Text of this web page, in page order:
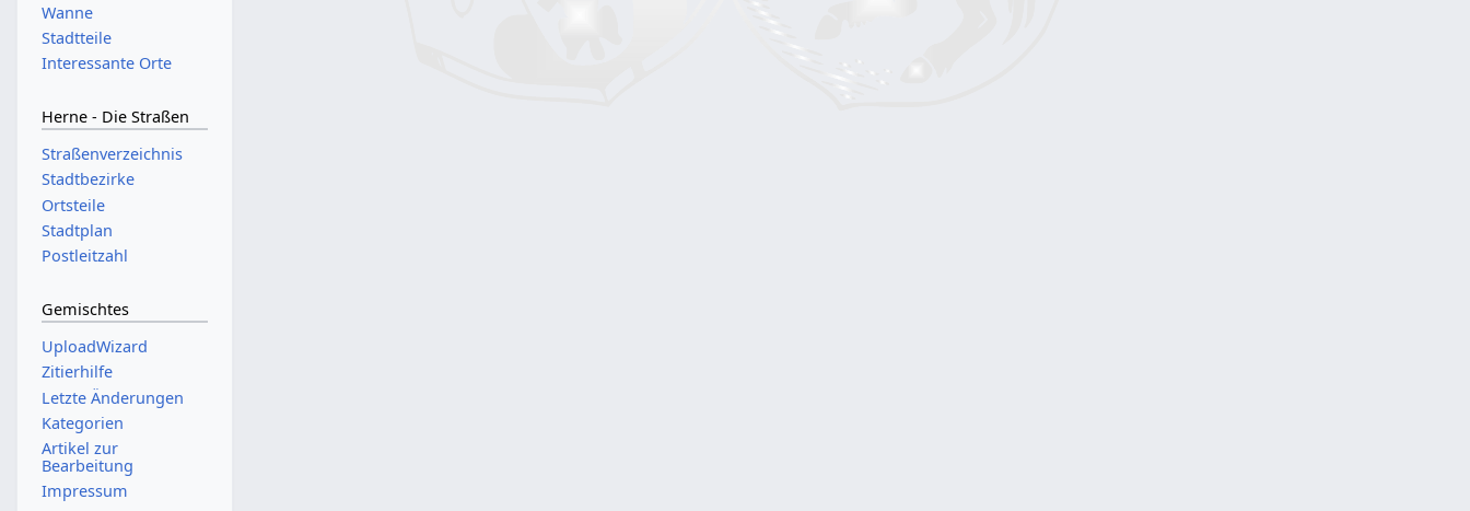
Wanne
Stadtteile
Interessante Orte
Herne - Die Straßen
Straßenverzeichnis
Stadtbezirke
Ortsteile
Stadtplan
Postleitzahl
Gemischtes
UploadWizard
Zitierhilfe
Letzte Änderungen
Kategorien
Artikel zur
Bearbeitung
Impressum